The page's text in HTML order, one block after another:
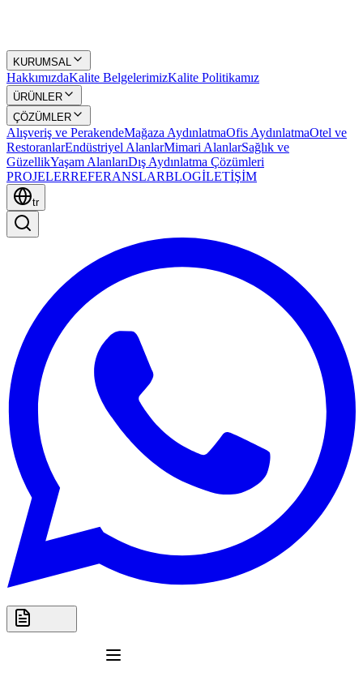
KURUMSAL
HakkımızdaKalite BelgelerimizKalite Politikamız
ÜRÜNLER
ÇÖZÜMLER
Alışveriş ve PerakendeMağaza AydınlatmaOfis AydınlatmaOtel ve
RestoranlarEndüstriyel AlanlarMimari AlanlarSağlık ve
GüzellikYaşam AlanlarıDış Aydınlatma Çözümleri
PROJELERREFERANSLARBLOGİLETİŞİM
tr